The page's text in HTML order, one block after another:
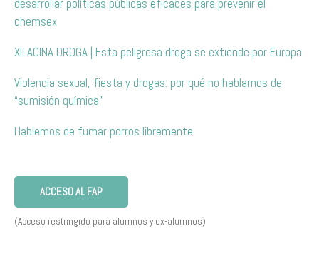
desarrollar políticas públicas eficaces para prevenir el
chemsex
XILACINA DROGA | Esta peligrosa droga se extiende por Europa
Violencia sexual, fiesta y drogas: por qué no hablamos de
“sumisión química”
Hablemos de fumar porros libremente
ACCESO AL FAP
(Acceso restringido para alumnos y ex-alumnos)